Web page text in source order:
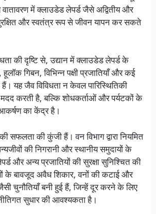
वातावरण में क्लाउडेड लेपर्ड जैसे अद्वितीय और
और स्वतंत्र रूप से जीवन यापन कर सकते
की दृष्टि से, उद्यान में क्लाउडेड लेपर्ड के
गिबन, विभिन्न पक्षी प्रजातियाँ और कई
यह जैव विविधता न केवल पारिस्थितिकी
करती है, बल्कि शोधकर्ताओं और पर्यटकों के
का केंद्र है।
सफलता की कुंजी हैं। वन विभाग द्वारा नियमित
की निगरानी और स्थानीय समुदायों के
और अन्य प्रजातियों की सुरक्षा सुनिश्चित की
के बावजूद अवैध शिकार, वनों की कटाई और
चुनौतियाँ बनी हुई हैं, जिन्हें दूर करने के लिए
सुधार की आवश्यकता है।